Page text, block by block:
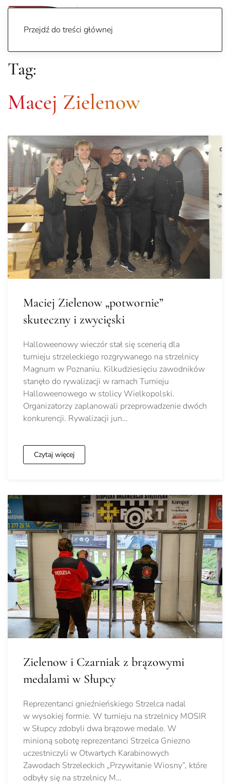
Przejdź do treści głównej
Tag:
Macej Zielenow
Maciej Zielenow „potwornie”
skuteczny i zwycięski
Halloweenowy wieczór stał się scenerią dla
turnieju strzeleckiego rozgrywanego na strzelnicy
Magnum w Poznaniu. Kilkudziesięciu zawodników
stanęło do rywalizacji w ramach Turnieju
Halloweenowego w stolicy Wielkopolski.
Organizatorzy zaplanowali przeprowadzenie dwóch
konkurencji. Rywalizacji jun…
Czytaj więcej
Zielenow i Czarniak z brązowymi
medalami w Słupcy
Reprezentanci gnieźnieńskiego Strzelca nadal
w wysokiej formie. W turnieju na strzelnicy MOSIR
w Słupcy zdobyli dwa brązowe medale. W
minioną sobotę reprezentanci Strzelca Gniezno
uczestniczyli w Otwartych Karabinowych
Zawodach Strzeleckich „Przywitanie Wiosny”, które
odbyły się na strzelnicy M…